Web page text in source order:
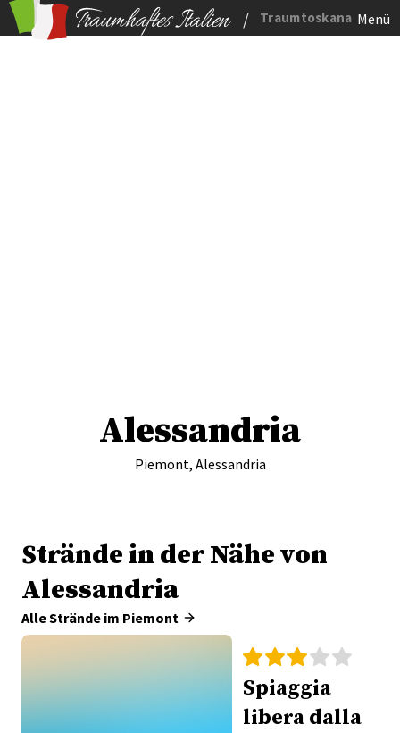
/ Traumtoskana Menü
Alessandria
Piemont, Alessandria
Strände in der Nähe von
Alessandria
Alle Strände im Piemont
Spiaggia
libera dalla